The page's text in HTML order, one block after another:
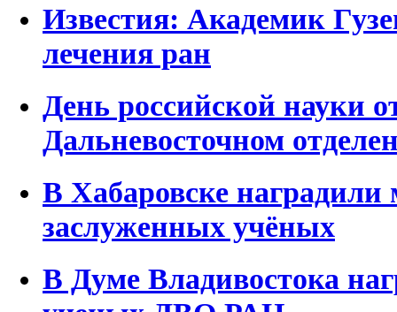
Известия: Академик
лечения ран
День российской науки
Дальневосточном
В Хабаровске
заслуженных учёных
В Думе Владивостока